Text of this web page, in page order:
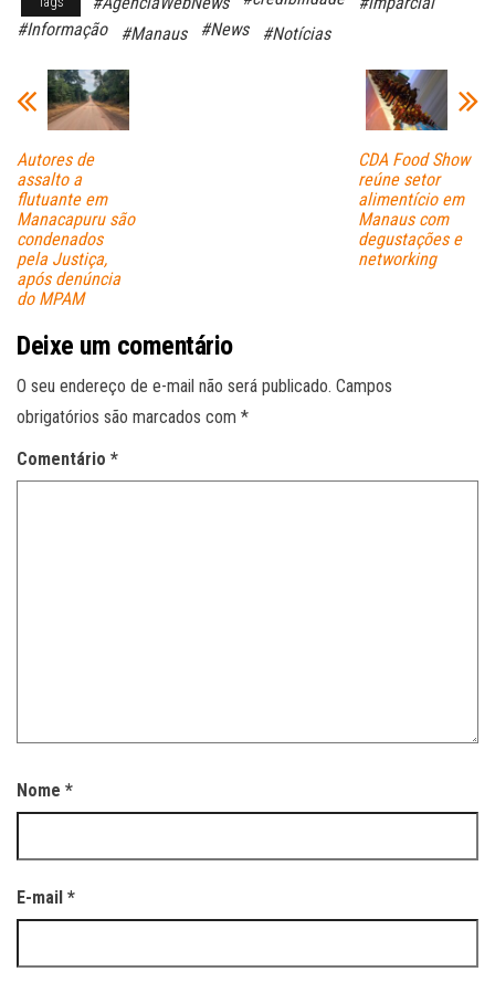
bo
ok
ts
pp
ail
#Informação
#Manaus #News #Notícias
Autores de
assalto a
flutuante em
Manacapuru são
condenados
pela Justiça,
após denúncia
do MPAM
CDA Food Show
reúne setor
alimentício em
Manaus com
degustações e
networking
Deixe um comentário
O seu endereço de e-mail não será publicado. Campos
obrigatórios são marcados com *
Comentário *
Nome *
E-mail *